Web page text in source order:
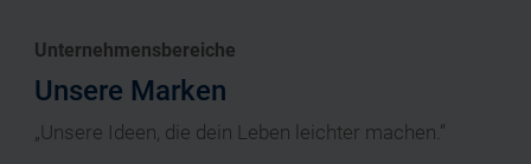
Unternehmensbereiche
Unsere Marken
„Unsere Ideen, die dein Leben leichter machen.“